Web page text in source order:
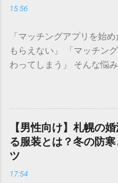
ンクを知った上でどのよ
が決まる仕組み 婚活ラン
見、職業などのスペック
要」を可視化したものです
るポイントが大きく異な
ト：経済力と安定感 男性
収」と「職業」**です。 S
師、弁護士、大手商社など
場企業勤務、公務員など B
15:56
「マッチングアプリを始
もらえない」 「マッチン
わってしまう」 そんな悩
て、プロフィールはあな
け素敵な内面を持ってい
魅力を伝えられなければ
きません。 成婚退会して
ィールの法則」がありま
ことではなく、**「相手に
る」**という視点です。
【男性向け】札幌の
る服装とは？冬の防
ツ
17:54